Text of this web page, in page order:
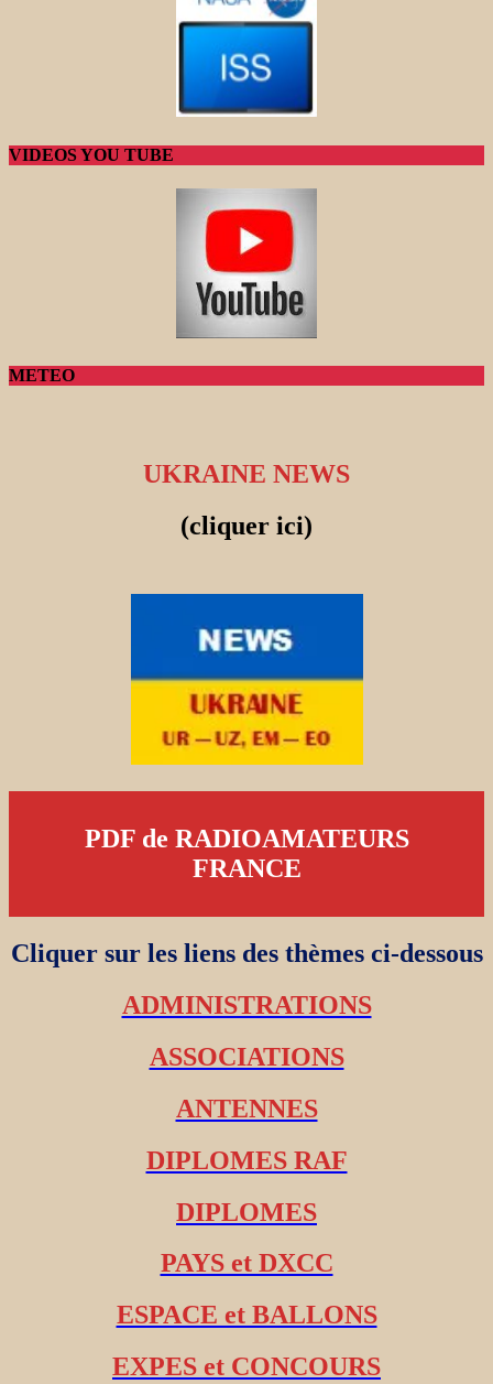
VIDEOS YOU TUBE
METEO
UKRAINE NEWS
(cliquer ici)
PDF de RADIOAMATEURS
FRANCE
Cliquer sur les liens des thèmes ci-dessous
ADMINISTRATIONS
ASSOCIATIONS
ANTENNES
DIPLOMES RAF
DIPLOMES
PAYS et DXCC
ESPACE et BALLONS
EXPES et CONCOURS